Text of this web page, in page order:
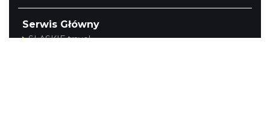
Serwis Główny
SLASKIE.travel